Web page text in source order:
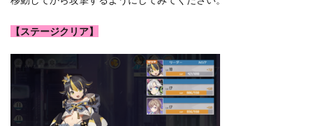
【ステージクリア】